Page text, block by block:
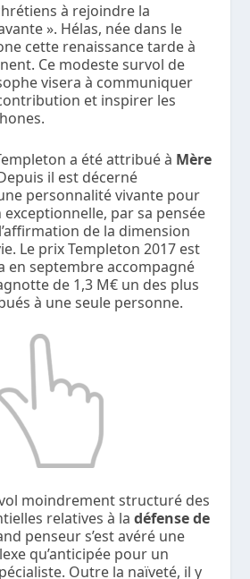
à rejoindre la
». Hélas, née dans le
cette renaissance tarde à
Ce modeste survol de
visera à communiquer
et inspirer les
a été attribué à Mère
il est décerné
personnalité vivante pour
par sa pensée
de la dimension
Le prix Templeton 2017 est
en septembre accompagné
de 1,3 M€ un des plus
à une seule personne.
moindrement structuré des
relatives à ladéfense de
penseur s’est avéré une
qu’anticipée pour un
Outre la naïveté, il y